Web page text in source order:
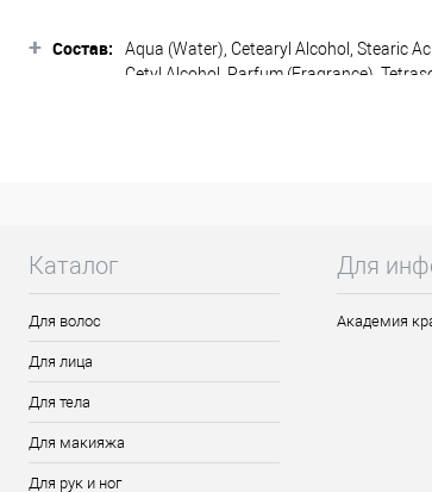
становятся мягкими и
оксидами 3,6,9,12% THREE
Масло чайного дерева
Триэтаноламин
Особенности продукта:
Простой в
Обеспечивает
Легко смывается, не
+ Состав:
Aqua (Water), Cetearyl Alcohol, Stearic
Cetyl Alcohol, Parfum (Fragrance),
Каталог
Для волос
Для лица
Для тела
Для макияжа
Для рук и ног
Для
Академия